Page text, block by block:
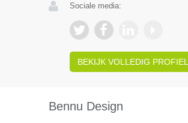
Sociale media:
BEKIJK VOLLEDIG PROFIEL
Bennu Design